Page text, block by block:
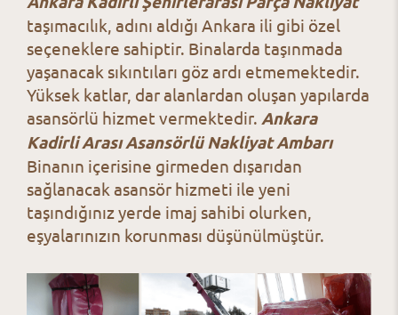
taşımacılık, adını aldığı Ankara ili gibi özel
seçeneklere sahiptir. Binalarda taşınmada
yaşanacak sıkıntıları göz ardı etmemektedir.
Yüksek katlar, dar alanlardan oluşan yapılarda
asansörlü hizmet vermektedir. Ankara
Kadirli Arası Asansörlü Nakliyat Ambarı
Binanın içerisine girmeden dışarıdan
sağlanacak asansör hizmeti ile yeni
taşındığınız yerde imaj sahibi olurken,
eşyalarınızın korunması düşünülmüştür.